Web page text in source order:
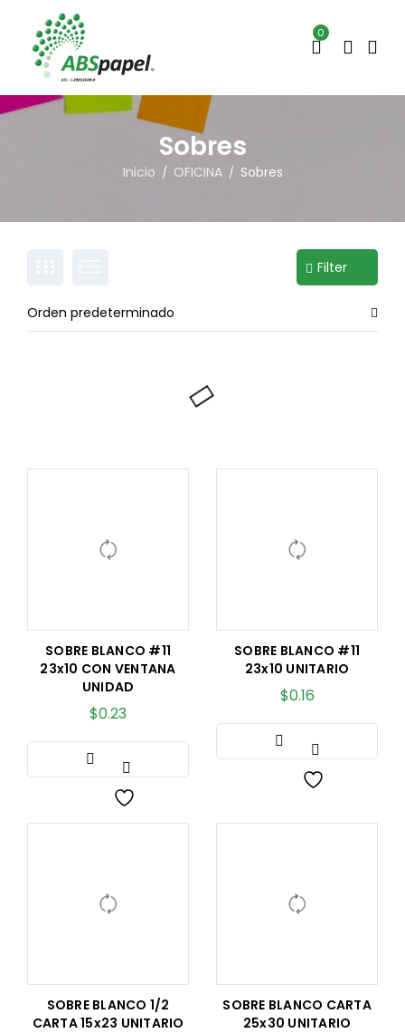
0
Sobres
Inicio / OFICINA / Sobres
Filter
Orden predeterminado
SOBRE BLANCO #11
23x10 CON VENTANA
UNIDAD
$0.23
SOBRE BLANCO #11
23x10 UNITARIO
$0.16
SOBRE BLANCO 1/2
CARTA 15x23 UNITARIO
SOBRE BLANCO CARTA
25x30 UNITARIO